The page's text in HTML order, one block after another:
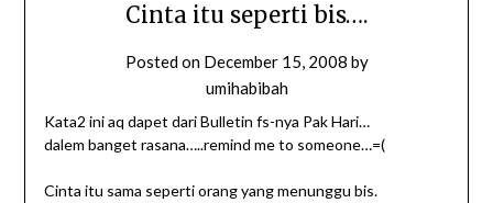
Cinta itu seperti bis….
Posted on December 15, 2008 by
umihabibah
Kata2 ini aq dapet dari Bulletin fs-nya Pak Hari…
dalem banget rasana…..remind me to someone…=(
Cinta itu sama seperti orang yang menunggu bis.